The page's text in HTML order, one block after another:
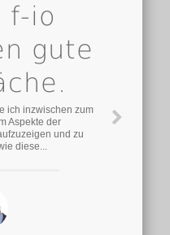
f-io
gute
ich inzwischen zum
Aspekte der
und zu
diese...
arbeitet in Hannover.